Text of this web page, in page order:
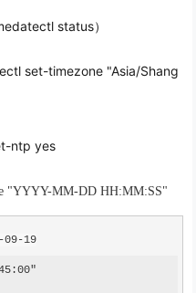
status）
set-timezone "Asia/Shang
ntp yes
"YYYY-MM-DD HH:MM:SS"
19